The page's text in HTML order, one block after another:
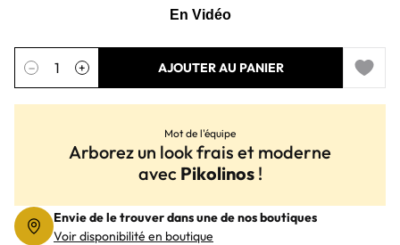
Quantité
− + AJOUTER AU PANIER
Add to
Envie de le trouver dans une de nos boutiques
Voir disponibilité en boutique
Mot de l'équipe
Arborez un look frais et moderne
avec Pikolinos!